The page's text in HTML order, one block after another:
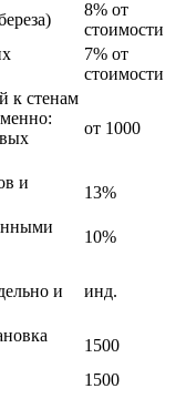
8% от
стоимости
7% от
стоимости
к стенам
от 1000
и
13%
10%
и
инд.
1500
1500